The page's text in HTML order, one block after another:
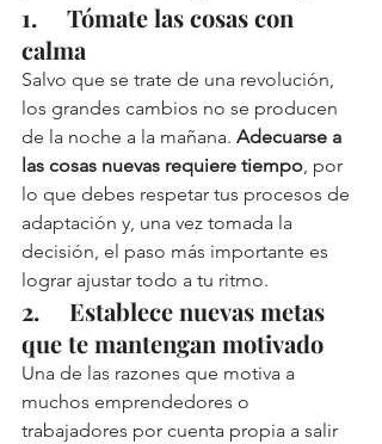
1.     Tómate las cosas con
calma
Salvo que se trate de una revolución,
los grandes cambios no se producen
de la noche a la mañana. Adecuarse a
las cosas nuevas requiere tiempo, por
lo que debes respetar tus procesos de
adaptación y, una vez tomada la
decisión, el paso más importante es
lograr ajustar todo a tu ritmo.
2.     Establece nuevas metas
que te mantengan motivado
Una de las razones que motiva a
muchos emprendedores o
trabajadores por cuenta propia a salir